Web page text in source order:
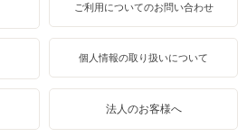
ご利用についてのお問い合わせ
個人情報の取り扱いについて
法人のお客様へ